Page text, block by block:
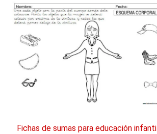
Fichas de sumas para educación infantil